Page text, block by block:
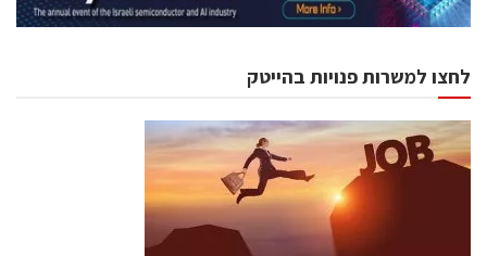
לחצו למשרות פנויות בהייטק